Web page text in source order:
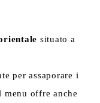
situato a
per assaporare i
menu offre anche